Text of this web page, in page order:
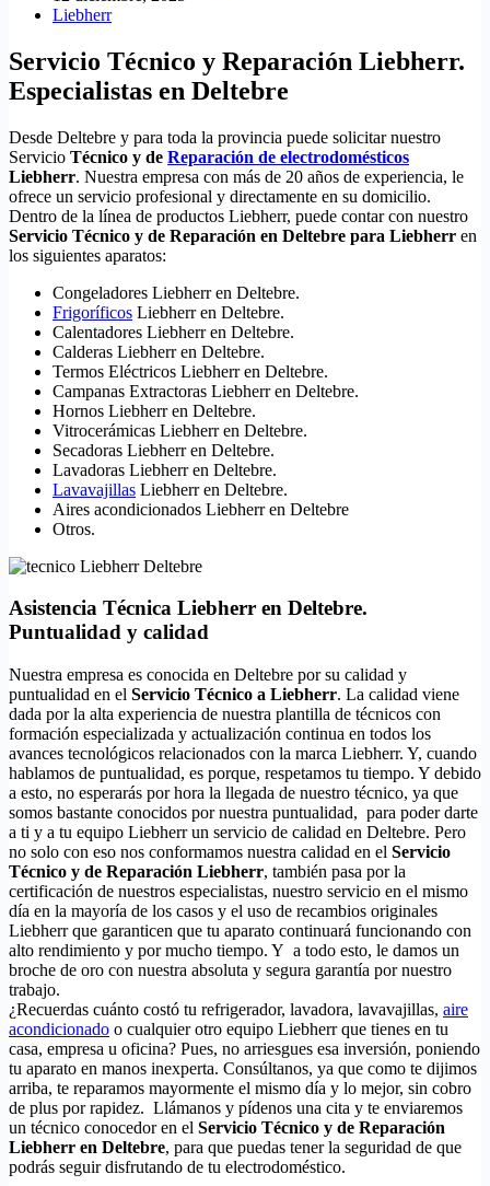
Liebherr
Servicio Técnico y Reparación Liebherr.
Especialistas en Deltebre
Desde Deltebre y para toda la provincia puede solicitar nuestro
Servicio Técnico y de Reparación de electrodomésticos
Liebherr. Nuestra empresa con más de 20 años de experiencia, le
ofrece un servicio profesional y directamente en su domicilio.
Dentro de la línea de productos Liebherr, puede contar con nuestro
Servicio Técnico y de Reparación en Deltebre para Liebherr en
los siguientes aparatos:
Congeladores Liebherr en Deltebre.
Frigoríficos Liebherr en Deltebre.
Calentadores Liebherr en Deltebre.
Calderas Liebherr en Deltebre.
Termos Eléctricos Liebherr en Deltebre.
Campanas Extractoras Liebherr en Deltebre.
Hornos Liebherr en Deltebre.
Vitrocerámicas Liebherr en Deltebre.
Secadoras Liebherr en Deltebre.
Lavadoras Liebherr en Deltebre.
Lavavajillas Liebherr en Deltebre.
Aires acondicionados Liebherr en Deltebre
Otros.
Asistencia Técnica Liebherr en Deltebre.
Puntualidad y calidad
Nuestra empresa es conocida en Deltebre por su calidad y
puntualidad en el Servicio Técnico a Liebherr. La calidad viene
dada por la alta experiencia de nuestra plantilla de técnicos con
formación especializada y actualización continua en todos los
avances tecnológicos relacionados con la marca Liebherr. Y, cuando
hablamos de puntualidad, es porque, respetamos tu tiempo. Y debido
a esto, no esperarás por hora la llegada de nuestro técnico, ya que
somos bastante conocidos por nuestra puntualidad, para poder darte
a ti y a tu equipo Liebherr un servicio de calidad en Deltebre. Pero
no solo con eso nos conformamos nuestra calidad en el Servicio
Técnico y de Reparación Liebherr, también pasa por la
certificación de nuestros especialistas, nuestro servicio en el mismo
día en la mayoría de los casos y el uso de recambios originales
Liebherr que garanticen que tu aparato continuará funcionando con
alto rendimiento y por mucho tiempo. Y a todo esto, le damos un
broche de oro con nuestra absoluta y segura garantía por nuestro
trabajo.
¿Recuerdas cuánto costó tu refrigerador, lavadora, lavavajillas, aire
acondicionado o cualquier otro equipo Liebherr que tienes en tu
casa, empresa u oficina? Pues, no arriesgues esa inversión, poniendo
tu aparato en manos inexperta. Consúltanos, ya que como te dijimos
arriba, te reparamos mayormente el mismo día y lo mejor, sin cobro
de plus por rapidez. Llámanos y pídenos una cita y te enviaremos
un técnico conocedor en el Servicio Técnico y de Reparación
Liebherr en Deltebre, para que puedas tener la seguridad de que
podrás seguir disfrutando de tu electrodoméstico.